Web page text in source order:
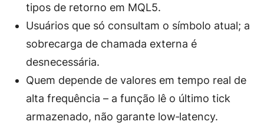
tipos de retorno em MQL5.
Usuários que só consultam o símbolo atual; a
sobrecarga de chamada externa é
desnecessária.
Quem depende de valores em tempo real de
alta frequência – a função lê o último tick
armazenado, não garante low‑latency.